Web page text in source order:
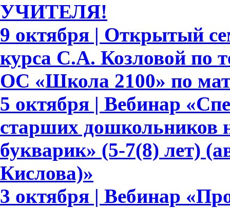
УЧИТЕЛЯ!
9 октября | Открытый
курса С.А. Козловой по
ОС «Школа 2100» по
5 октября | Вебинар
старших дошкольников
букварик» (5-7(8) лет)
Кислова)»
3 октября | Вебинар